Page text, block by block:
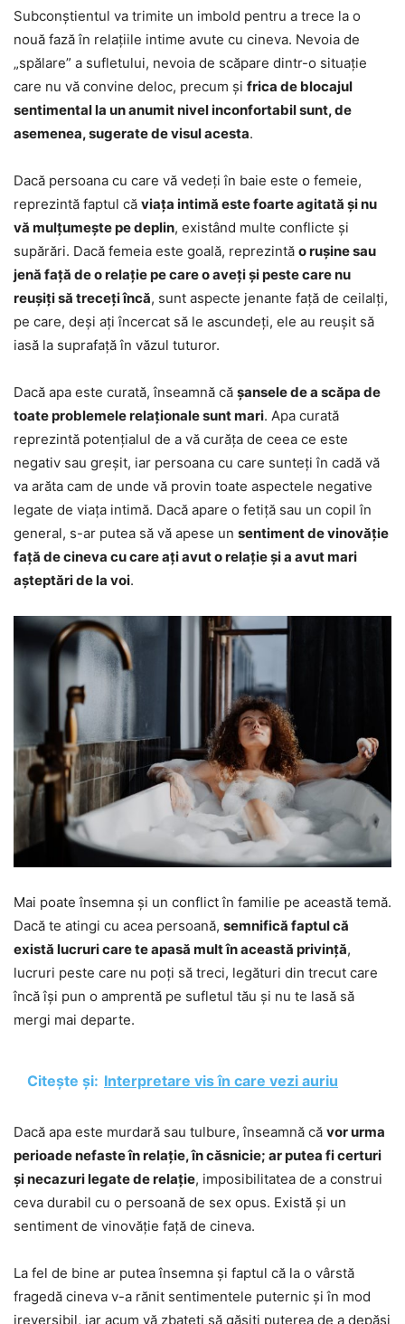
Subconștientul va trimite un imbold pentru a trece la o
nouă fază în relațiile intime avute cu cineva. Nevoia de
„spălare” a sufletului, nevoia de scăpare dintr-o situație
care nu vă convine deloc, precum și frica de blocajul
sentimental la un anumit nivel inconfortabil sunt, de
asemenea, sugerate de visul acesta.
Dacă persoana cu care vă vedeți în baie este o femeie,
reprezintă faptul că viața intimă este foarte agitată și nu
vă mulțumește pe deplin, existând multe conflicte și
supărări. Dacă femeia este goală, reprezintă o rușine sau
jenă față de o relație pe care o aveți și peste care nu
reușiți să treceți încă, sunt aspecte jenante față de ceilalți,
pe care, deși ați încercat să le ascundeți, ele au reușit să
iasă la suprafață în văzul tuturor.
Dacă apa este curată, înseamnă că șansele de a scăpa de
toate problemele relaționale sunt mari. Apa curată
reprezintă potențialul de a vă curăța de ceea ce este
negativ sau greșit, iar persoana cu care sunteți în cadă vă
va arăta cam de unde vă provin toate aspectele negative
legate de viața intimă. Dacă apare o fetiță sau un copil în
general, s-ar putea să vă apese un sentiment de vinovăție
față de cineva cu care ați avut o relație și a avut mari
așteptări de la voi.
Mai poate însemna și un conflict în familie pe această temă.
Dacă te atingi cu acea persoană, semnifică faptul că
există lucruri care te apasă mult în această privință,
lucruri peste care nu poți să treci, legături din trecut care
încă își pun o amprentă pe sufletul tău și nu te lasă să
mergi mai departe.
Citește și: Interpretare vis în care vezi auriu
Dacă apa este murdară sau tulbure, înseamnă că vor urma
perioade nefaste în relație, în căsnicie; ar putea fi certuri
și necazuri legate de relație, imposibilitatea de a construi
ceva durabil cu o persoană de sex opus. Există și un
sentiment de vinovăție față de cineva.
La fel de bine ar putea însemna și faptul că la o vârstă
fragedă cineva v-a rănit sentimentele puternic și în mod
ireversibil, iar acum vă zbateți să găsiți puterea de a depăși